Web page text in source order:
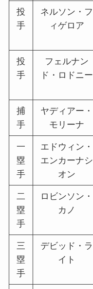
投
手
ネルソン・フ
ィゲロア
投
手
フェルナン
ド・ロドニー
捕
手
ヤディアー・
モリーナ
一
塁
手
エドウィン・
エンカーナシ
オン
二
塁
手
ロビンソン・
カノ
三
塁
手
デビッド・ラ
イト